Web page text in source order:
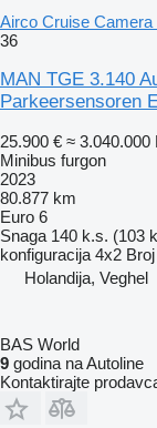
Airco Cruise
36
MAN TGE 3.140
Parkeersensoren
25.900 € ≈ 3.040.000
Minibus furgon
2023
80.877 km
Euro 6
Snaga 140 k.s. (103
konfiguracija 4x2
Holandija, Veghel
BAS World
9 godina na Autoline
Kontaktirajte